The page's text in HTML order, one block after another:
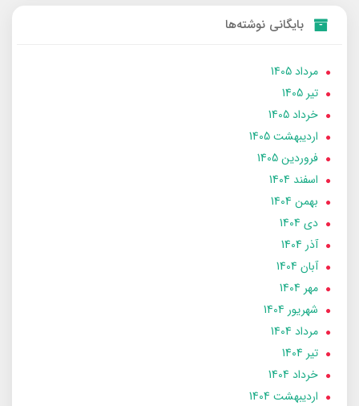
بایگانی نوشته‌ها
مرداد 1405
تير 1405
خرداد 1405
ارديبهشت 1405
فروردین 1405
اسفند 1404
بهمن 1404
دی 1404
آذر 1404
آبان 1404
مهر 1404
شهریور 1404
مرداد 1404
تير 1404
خرداد 1404
ارديبهشت 1404